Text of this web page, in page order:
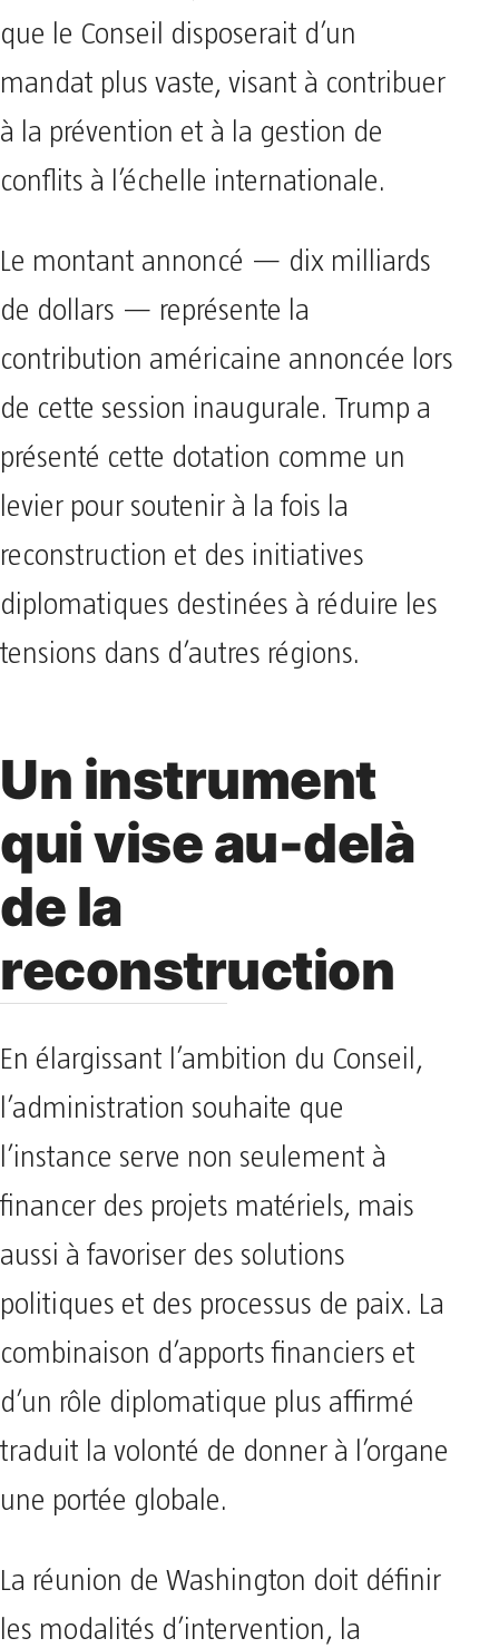
que le Conseil disposerait d’un
mandat plus vaste, visant à contribuer
à la prévention et à la gestion de
conflits à l’échelle internationale.
Le montant annoncé — dix milliards
de dollars — représente la
contribution américaine annoncée lors
de cette session inaugurale. Trump a
présenté cette dotation comme un
levier pour soutenir à la fois la
reconstruction et des initiatives
diplomatiques destinées à réduire les
tensions dans d’autres régions.
Un instrument
qui vise au-delà
de la
reconstruction
En élargissant l’ambition du Conseil,
l’administration souhaite que
l’instance serve non seulement à
financer des projets matériels, mais
aussi à favoriser des solutions
politiques et des processus de paix. La
combinaison d’apports financiers et
d’un rôle diplomatique plus affirmé
traduit la volonté de donner à l’organe
une portée globale.
La réunion de Washington doit définir
les modalités d’intervention, la